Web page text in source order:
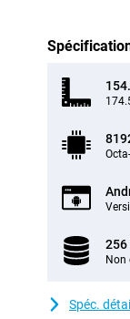
256
Non
Spéc.